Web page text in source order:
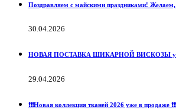
Поздравляем с майскими праздниками!
30.04.2026
НОВАЯ ПОСТАВКА ШИКАРНОЙ ВИСКОЗЫ уже
29.04.2026
❗️❗️❗️Новая коллекция тканей 2026 уже в